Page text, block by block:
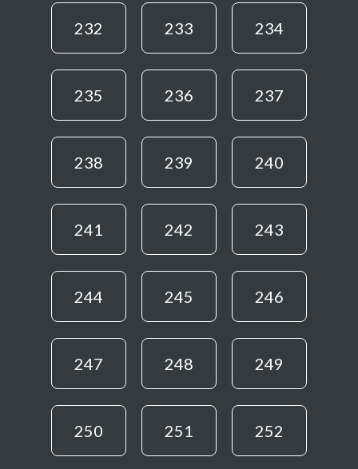
232 233 234
235 236 237
238 239 240
241 242 243
244 245 246
247 248 249
250 251 252